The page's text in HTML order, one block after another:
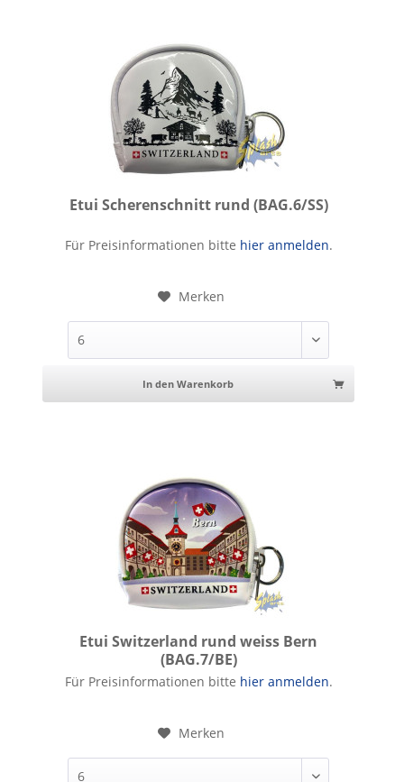
Etui Scherenschnitt rund (BAG.6/SS)
Etui Scherenschnitt rund
Für Preisinformationen bitte hier anmelden.
Merken
In den Warenkorb
Etui Switzerland rund weiss Bern
(BAG.7/BE)
Etui Switzerland rund weiss Bern
Für Preisinformationen bitte hier anmelden.
Merken